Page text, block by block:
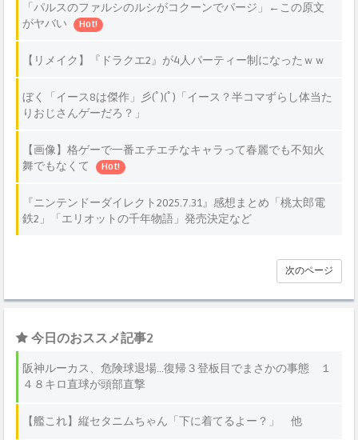
「パルスのファルシのルシがコクーンでパージ」←この原文
がヤバい
Hot!
【リメイク】『ドラクエ2』が4人パーティー制になったｗｗ
ぼく「イース8は傑作」彡(ﾟ)(ﾟ)「イース？半コマずらし体当た
りおじさんゲーだろ？」
【画像】格ゲーで一番エチエチなキャラって春麗でも不知火
舞でもなくて
Hot!
『ニンテンドーダイレクト2025.7.31』感想まとめ「桃太郎電
鉄2」「エリオットの千年物語」発売決定など
次のページ